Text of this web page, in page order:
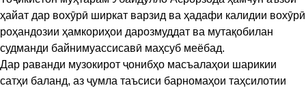
ҳайат дар вохӯрӣ ширкат варзид ва ҳадафи калидии вохӯрӣ
роҳандозии ҳамкориҳои дарозмуддат ва мутақобилан
судманди байнимуассисавӣ маҳсуб меёбад.
Дар раванди музокирот ҷонибҳо масъалаҳои шарикии
сатҳи баланд, аз ҷумла таъсиси барномаҳои таҳсилотии